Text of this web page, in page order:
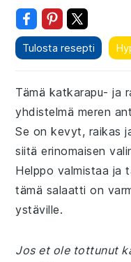
Tulosta resepti
Tämä katkarapu- ja
yhdistelmä meren
Se on kevyt, raikas
siitä erinomaisen
Helppo valmistaa ja
tämä salaatti on
ystäville.
Jos et ole tottunut